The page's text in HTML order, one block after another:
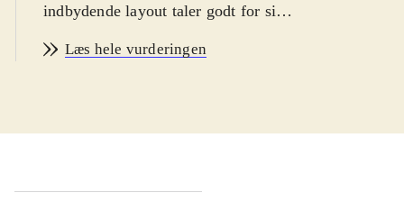
indbydende layout taler godt for sig
Mette Mølbak er skribent på
Kogebogen har hverdagsopskrifter,
amatørkok. Den er opdelt i
Læs hele vurderingen